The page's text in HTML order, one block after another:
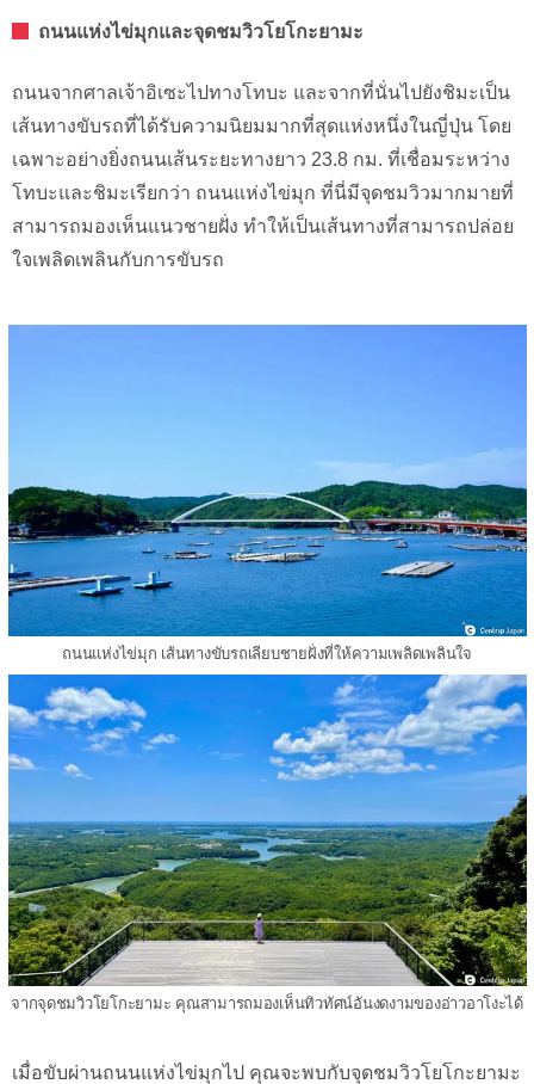
ถนนแห่งไข่มุกและจุดชมวิวโยโกะยามะ
ถนนจากศาลเจ้าอิเซะไปทางโทบะ และจากที่นั่นไปยังชิมะเป็น
เส้นทางขับรถที่ได้รับความนิยมมากที่สุดแห่งหนึ่งในญี่ปุ่น โดย
เฉพาะอย่างยิ่งถนนเส้นระยะทางยาว 23.8 กม. ที่เชื่อมระหว่าง
โทบะและชิมะเรียกว่า ถนนแห่งไข่มุก ที่นี่มีจุดชมวิวมากมายที่
สามารถมองเห็นแนวชายฝั่ง ทำให้เป็นเส้นทางที่สามารถปล่อย
ใจเพลิดเพลินกับการขับรถ
ถนนแห่งไข่มุก เส้นทางขับรถเลียบชายฝั่งที่ให้ความเพลิดเพลินใจ
จากจุดชมวิวโยโกะยามะ คุณสามารถมองเห็นทิวทัศน์อันงดงามของอ่าวอาโงะได้
เมื่อขับผ่านถนนแห่งไข่มุกไป คุณจะพบกับจุดชมวิวโยโกะยามะ